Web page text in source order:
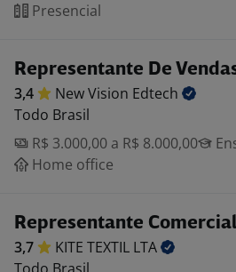
Presencial
Representante De
3,4 New Vision Edtech
Todo Brasil
R$ 3.000,00 a R$ 8.000,00
Home office
Representante Comercial
3,7 KITE TEXTIL LTA